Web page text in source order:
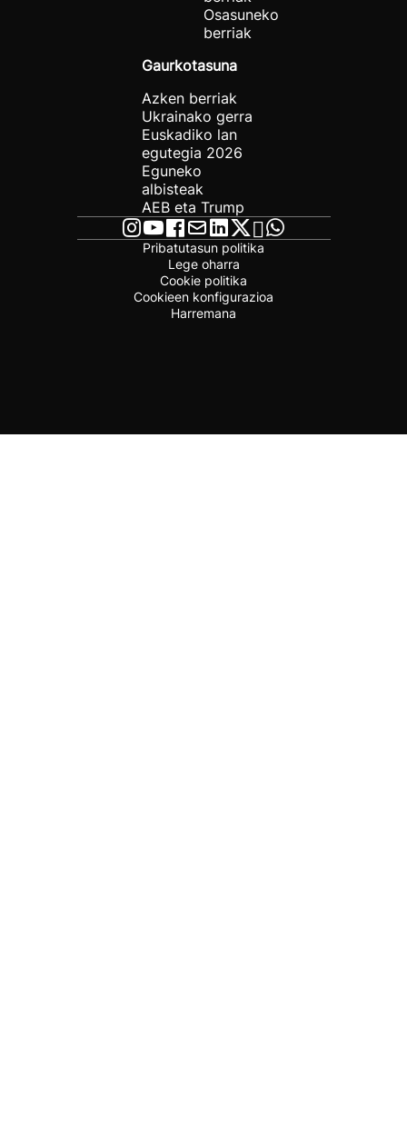
Osasuneko
berriak
Gaurkotasuna
Azken berriak
Ukrainako gerra
Euskadiko lan
egutegia 2026
Eguneko
albisteak
AEB eta Trump
Pribatutasun politika
Lege oharra
Cookie politika
Cookieen konfigurazioa
Harremana